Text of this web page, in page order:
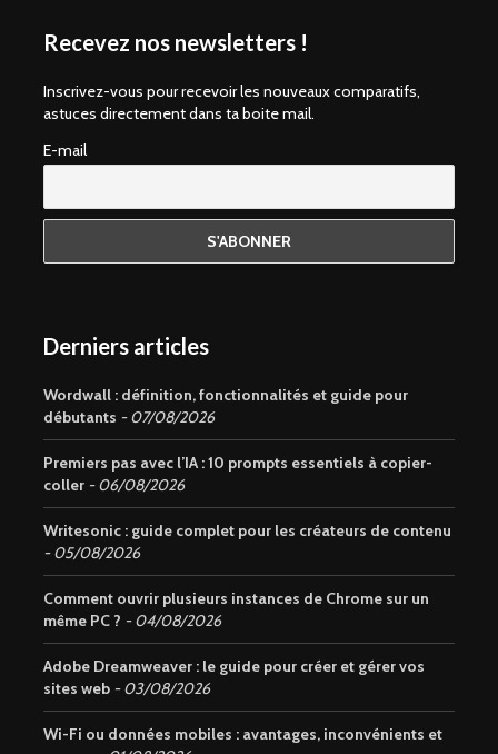
Recevez nos newsletters !
Inscrivez-vous pour recevoir les nouveaux comparatifs,
astuces directement dans ta boite mail.
E-mail
Derniers articles
Wordwall : définition, fonctionnalités et guide pour
débutants
07/08/2026
Premiers pas avec l’IA : 10 prompts essentiels à copier-
coller
06/08/2026
Writesonic : guide complet pour les créateurs de contenu
05/08/2026
Comment ouvrir plusieurs instances de Chrome sur un
même PC ?
04/08/2026
Adobe Dreamweaver : le guide pour créer et gérer vos
sites web
03/08/2026
Wi-Fi ou données mobiles : avantages, inconvénients et